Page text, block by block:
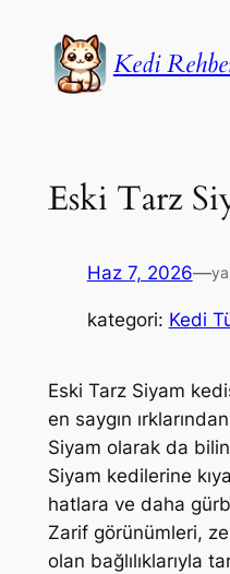
Kedi
Eski Tarz
Haz 7, 2026—
kategori: Kedi
Eski Tarz Siyam
en saygın
Siyam olarak da
Siyam kedilerine
hatlara ve daha
Zarif görünümleri,
olan bağlılıklarıyla